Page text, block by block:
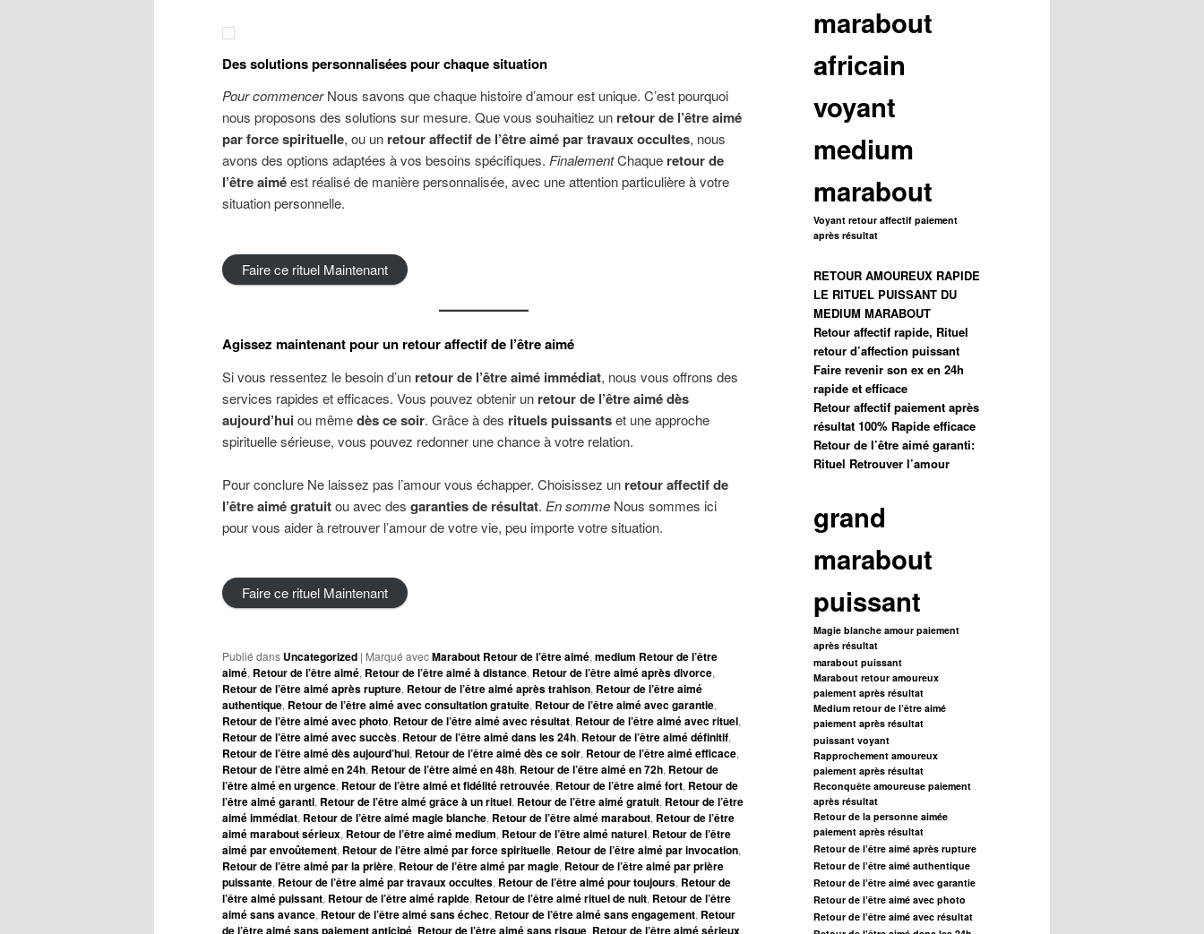
Des solutions personnalisées pour chaque situation
Pour commencerNous savons que chaque histoire d’amour est unique. C’est pourquoi
nous proposons des solutions sur mesure. Que vous souhaitiez un retour de l’être aimé
par force spirituelle, ou un retouraffectif de l’être aimé par travaux occultes, nous
avons des options adaptées à vos besoins spécifiques. FinalementChaque retour de
l’être aiméest réalisé de manière personnalisée, avec une attention particulière à votre
situation personnelle.
Faire ce rituel Maintenant
Agissez maintenant pour un retouraffectifde l’être aimé
Si vous ressentez le besoin d’un retour de l’être aimé immédiat, nous vous offrons des
services rapides et efficaces. Vous pouvez obtenir un retour de l’être aimé dès
aujourd’huiou mêmedès ce soir. Grâce à des rituels puissantset une approche
spirituelle sérieuse, vous pouvez redonner une chance à votre relation.
Pour conclure Ne laissez pas l’amour vous échapper. Choisissez un retouraffectif de
l’être aimé gratuitou avec des garanties de résultat. En somme Nous sommes ici
pour vous aider à retrouver l’amour de votre vie, peu importe votre situation.
Faire ce rituel Maintenant
Publié dans Uncategorized | Marqué avecMarabout Retour de l’être aimé, medium Retour de l’être
aimé, Retour de l’être aimé, Retour de l’être aimé à distance, Retour de l’être aimé après divorce,
Retour de l’être aimé après rupture, Retour de l’être aimé après trahison, Retour de l’être aimé
authentique, Retour de l’être aimé avec consultation gratuite, Retour de l’être aimé avec garantie,
Retour de l’être aimé avec photo, Retour de l’être aimé avec résultat, Retour de l’être aimé avec rituel,
Retour de l’être aimé avec succès, Retour de l’être aimé dans les 24h, Retour de l’être aimé définitif,
Retour de l’être aimé dès aujourd’hui, Retour de l’être aimé dès ce soir, Retour de l’être aimé efficace,
Retour de l’être aimé en 24h, Retour de l’être aimé en 48h, Retour de l’être aimé en 72h, Retour de
l’être aimé en urgence, Retour de l’être aimé et fidélité retrouvée, Retour de l’être aimé fort, Retour de
l’être aimé garanti, Retour de l’être aimé grâce à un rituel, Retour de l’être aimé gratuit, Retour de l’être
aimé immédiat, Retour de l’être aimé magie blanche, Retour de l’être aimé marabout, Retour de l’être
aimé marabout sérieux, Retour de l’être aimé medium, Retour de l’être aimé naturel, Retour de l’être
aimé par envoûtement, Retour de l’être aimé par force spirituelle, Retour de l’être aimé par invocation,
Retour de l’être aimé par la prière, Retour de l’être aimé par magie, Retour de l’être aimé par prière
puissante, Retour de l’être aimé par travaux occultes, Retour de l’être aimé pour toujours, Retour de
l’être aimé puissant, Retour de l’être aimé rapide, Retour de l’être aimé rituel de nuit, Retour de l’être
aimé sans avance, Retour de l’être aimé sans échec, Retour de l’être aimé sans engagement, Retour
de l’être aimé sans paiement anticipé, Retour de l’être aimé sans risque, Retour de l’être aimé sérieux,
marabout
africain
voyant
medium
marabout
Voyant retour affectif paiement
après résultat
RETOUR AMOUREUX RAPIDE
LE RITUEL PUISSANT DU
MEDIUM MARABOUT
Retour affectif rapide, Rituel
retour d’affection puissant
Faire revenir son ex en 24h
rapide et efficace
Retour affectif paiement après
résultat 100% Rapide efficace
Retour de l’être aimé garanti:
Rituel Retrouver l’amour
grand
marabout
puissant
Magie blanche amour paiement
après résultat
marabout puissant
Marabout retour amoureux
paiement après résultat
Medium retour de l’être aimé
paiement après résultat
puissant voyant
Rapprochement amoureux
paiement après résultat
Reconquête amoureuse paiement
après résultat
Retour de la personne aimée
paiement après résultat
Retour de l’être aimé après rupture
Retour de l’être aimé authentique
Retour de l’être aimé avec garantie
Retour de l’être aimé avec photo
Retour de l’être aimé avec résultat